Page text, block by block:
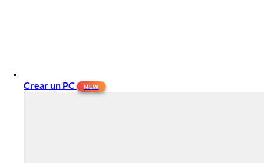
Crear un PC NEW